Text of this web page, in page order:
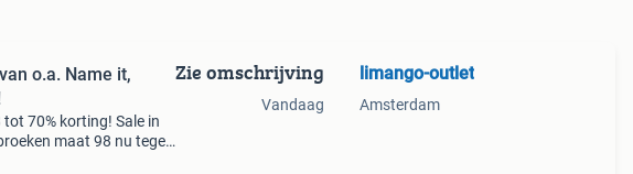
o.a. Name it,
70% korting! Sale in
maat 98 nu tegen
Zie omschrijving
Vandaag
limango-outlet
Amsterdam